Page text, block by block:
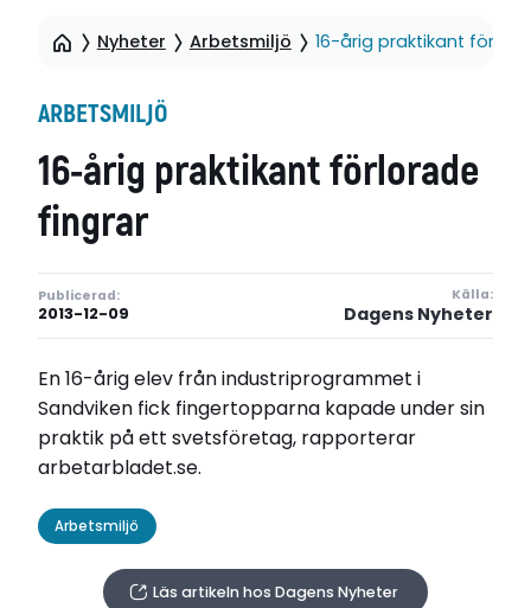
Nyheter Arbetsmiljö 16-årig praktikant
ARBETSMILJÖ
16-årig praktikant förlorade
fingrar
Publicerad:
2013-12-09
Källa:
Dagens Nyheter
En 16-årig elev från industriprogrammet i
Sandviken fick fingertopparna kapade under sin
praktik på ett svetsföretag, rapporterar
arbetarbladet.se.
Arbetsmiljö
Läs artikeln hos Dagens Nyheter